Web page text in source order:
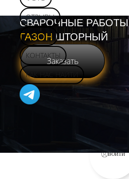
ОТЗЫВЫ
УСЛУГИ
КОНТАКТЫ
КАК НАС НАЙТИ
ВОЙТИ
СВАРОЧНЫЕ РАБОТЫ
ГАЗОН ШТОРНЫЙ
Заказать